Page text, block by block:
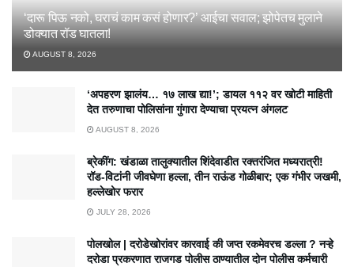
‘दारू पिऊ नको, घराचं काम कसं होणार?’ आईचा सवाल; झोपेतच मुलाने
डोक्यात रॉड घातला!
AUGUST 8, 2026
‘अपहरण झालंय… १७ लाख द्या!’; डायल ११२ वर खोटी माहिती
देत तरुणाचा पोलिसांना गुंगारा देण्याचा प्रयत्न अंगलट
AUGUST 8, 2026
ब्रेकींग: खंडाळा तालुक्यातील शिंदेवाडीत रक्तरंजित मध्यरात्री!
रॉड-विटांनी जीवघेणा हल्ला, तीन राऊंड गोळीबार; एक गंभीर जखमी,
हल्लेखोर फरार
JULY 28, 2026
पोलखोल | दरोडेखोरांवर कारवाई की जप्त रकमेवरच डल्ला ? नऱ्हे
दरोडा प्रकरणात राजगड पोलीस ठाण्यातील दोन पोलीस कर्मचारी